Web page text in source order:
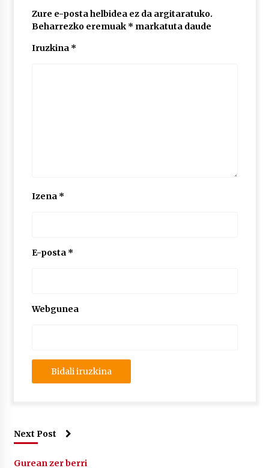
Zure e-posta helbidea ez da argitaratuko.
Beharrezko eremuak * markatuta daude
Iruzkina *
Izena *
E-posta *
Webgunea
Next Post
Gurean zer berri